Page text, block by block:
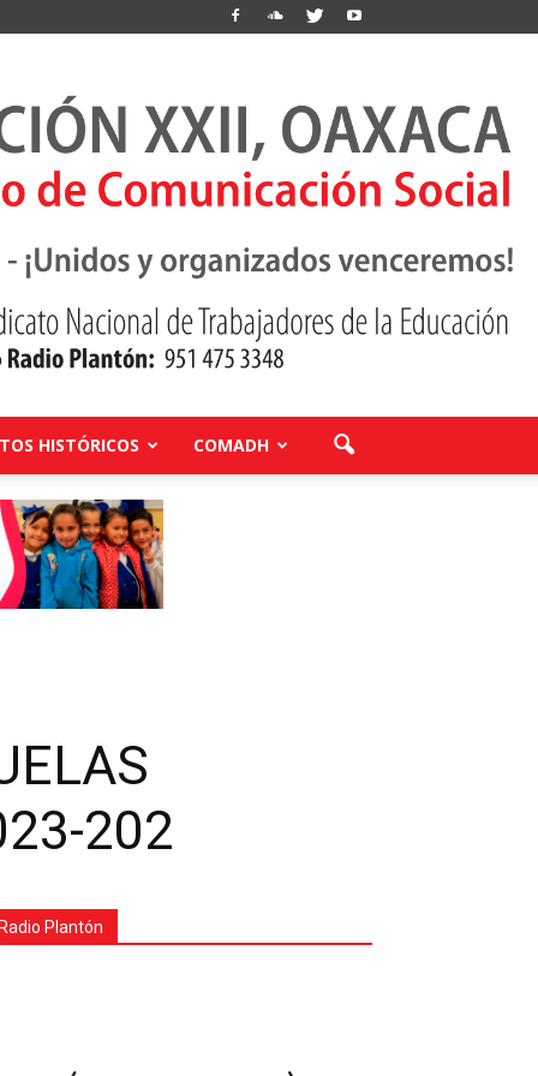
HISTÓRICOS COMADH
202
Radio Plantón